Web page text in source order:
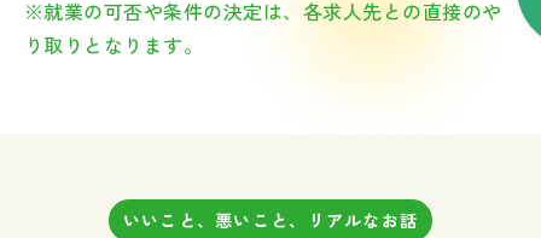
※就業の可否や条件の決定は、各求人先との直接のや
り取りとなります。
いいこと、悪いこと、リアルなお話